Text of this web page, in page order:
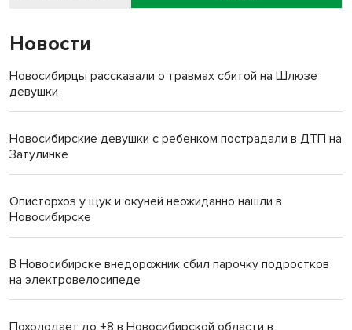
Новости
Новосибирцы рассказали о травмах сбитой на Шлюзе
девушки
Новосибирские девушки с ребенком пострадали в ДТП на
Затулинке
Описторхоз у щук и окуней неожиданно нашли в
Новосибирске
В Новосибирске внедорожник сбил парочку подростков
на электровелосипеде